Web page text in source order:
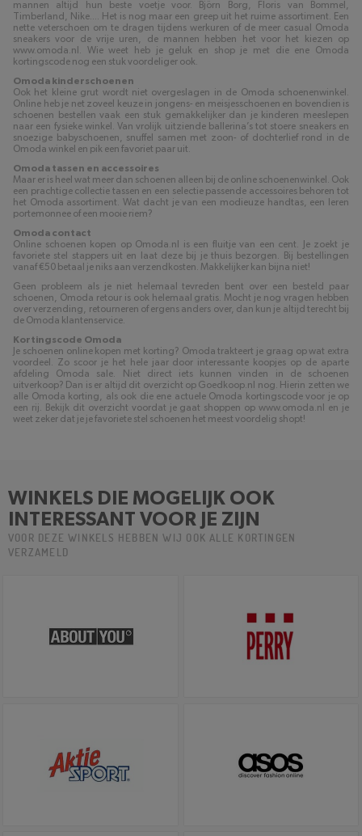
mannen altijd hun beste voetje voor. Björn Borg, Floris van Bommel,
Timberland, Nike.... Het is nog maar een greep uit het ruime assortiment. Een
nette veterschoen om te dragen tijdens werkuren of de meer casual Omoda
sneakers voor de vrije uren, de mannen hebben het voor het kiezen op
www.omoda.nl. Wie weet heb je geluk en shop je met die ene Omoda
kortingscode nog een stuk voordeliger ook.
Omoda kinderschoenen
Ook het kleine grut wordt niet overgeslagen in de Omoda schoenenwinkel.
Online heb je net zoveel keuze in jongens- en meisjesschoenen en bovendien is
schoenen bestellen vaak een stuk gemakkelijker dan je kinderen meeslepen
naar een fysieke winkel. Van vrolijk uitziende ballerina’s tot stoere sneakers en
snoezige babyschoenen, snuffel samen met zoon- of dochterlief rond in de
Omoda winkel en pik een favoriet paar uit.
Omoda tassen en accessoires
Maar er is heel wat meer dan schoenen alleen bij de online schoenenwinkel. Ook
een prachtige collectie tassen en een selectie passende accessoires behoren tot
het Omoda assortiment. Wat dacht je van een modieuze handtas, een leren
portemonnee of een mooie riem?
Omoda contact
Online schoenen kopen op Omoda.nl is een fluitje van een cent. Je zoekt je
favoriete stel stappers uit en laat deze bij je thuis bezorgen. Bij bestellingen
vanaf €50 betaal je niks aan verzendkosten. Makkelijker kan bijna niet!
Geen probleem als je niet helemaal tevreden bent over een besteld paar
schoenen, Omoda retour is ook helemaal gratis. Mocht je nog vragen hebben
over verzending, retourneren of ergens anders over, dan kun je altijd terecht bij
de Omoda klantenservice.
Kortingscode Omoda
Je schoenen online kopen met korting? Omoda trakteert je graag op wat extra
voordeel. Zo scoor je het hele jaar door interessante koopjes op de aparte
afdeling Omoda sale. Niet direct iets kunnen vinden in de schoenen
uitverkoop? Dan is er altijd dit overzicht op Goedkoop.nl nog. Hierin zetten we
alle Omoda korting, als ook die ene actuele Omoda kortingscode voor je op
een rij. Bekijk dit overzicht voordat je gaat shoppen op www.omoda.nl en je
weet zeker dat je je favoriete stel schoenen het meest voordelig shopt!
WINKELS DIE MOGELIJK OOK
INTERESSANT VOOR JE ZIJN
VOOR DEZE WINKELS HEBBEN WIJ OOK ALLE KORTINGEN
VERZAMELD